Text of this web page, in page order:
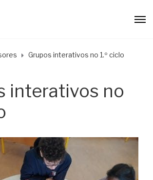
Grupos interativos no 1.º ciclo
interativos no